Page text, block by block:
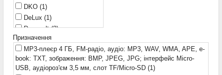
DKO (1)
DeLux (1)
Decovolt(3)
Demuda(2)
Emico(1)
FNIRSI (12)
GEOS(3)
Призначення
MP3-плеєр 4 ГБ, FM-радіо, аудіо: MP3, WAV, WMA, APE, e-
book: TXT, зображення: BMP, JPEG, JPG; інтерфейс Micro-
USB, аудіороз'єм 3,5 мм, слот TF/Micro-SD (1)